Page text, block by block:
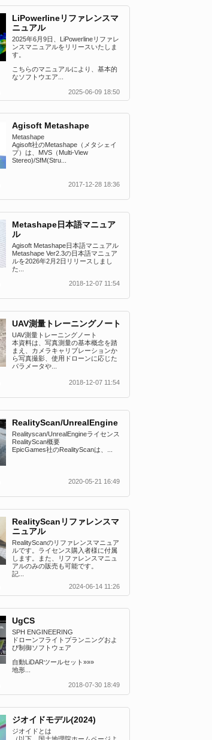
LiPowerlineリファレンスマ
ニュアル
2025年6月9日、LiPowerlineリファレ
ンスマニュアルをリリースいたしま
す。
こちらのマニュアルにより、基本的
なソフトウエア...
2025-06-09 18:50
Agisoft Metashape
Metashape
Agisoft社のMetashape（メタシェイ
プ）は、MVS（Multi-View
Stereo)/SfM(Stru...
2017-12-28 18:36
Metashape日本語マニュア
ル
Agisoft Metashape日本語マニュアル
Metashape Ver2.3の日本語マニュア
ルを2026年2月2日リリースしまし
た...
2018-12-07 11:54
UAV測量トレーニングノート
UAV測量トレーニングノート
本資料は、写真測量の基本概念を踏
まえ、カメラキャリブレーションか
ら写真撮影、使用ドローンに応じた
パラメータや...
2018-12-07 11:54
RealityScan/UnrealEngine
Realityscan/UnrealEngineライセンス
RealityScan概要
EpicGames社のRealityScanは、...
2020-05-21 16:49
RealityScanリファレンスマ
ニュアル
RealityScanのリファレンスマニュア
ルです。ライセンス購入者様に付属
します。また、リファレンスマニュ
アルのみの販売も可能です。
記...
2024-06-14 11:26
UgCS
SPH ENGINEERING
ドローンフライトプランニングおよ
び制御ソフトウェア
自動LiDARツールセット»»»
地形...
2018-07-30 18:49
ジオイドモデル(2024)
ジオイドとは